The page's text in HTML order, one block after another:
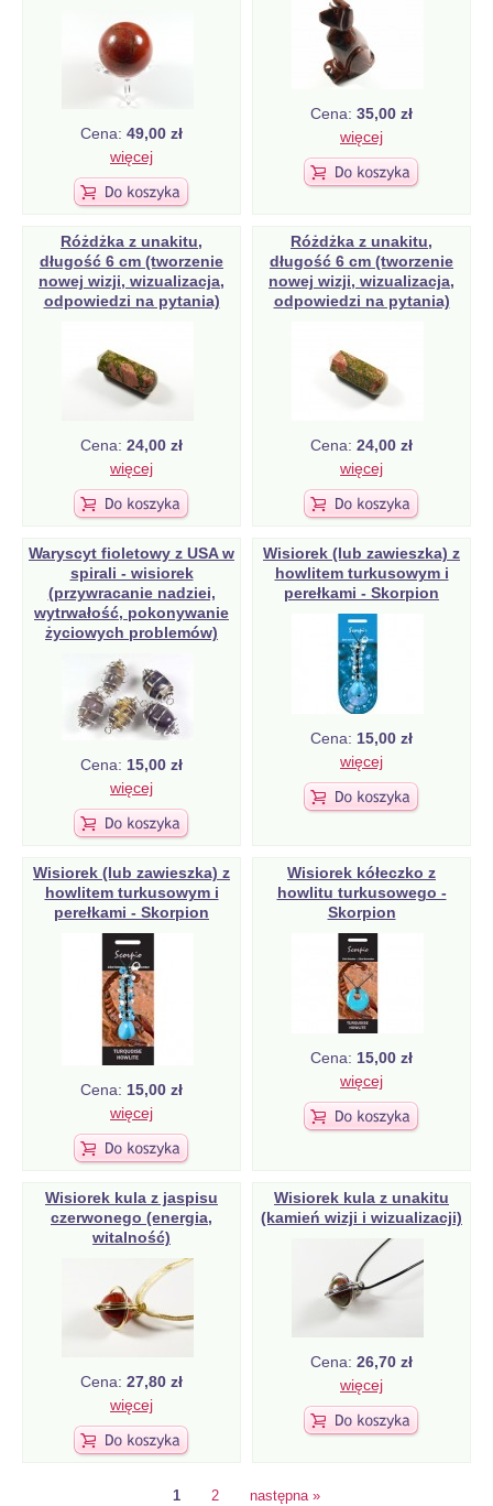
Cena: 49,00 zł
więcej
Cena: 35,00 zł
więcej
Różdżka z unakitu,
długość 6 cm (tworzenie
nowej wizji, wizualizacja,
odpowiedzi na pytania)
Cena: 24,00 zł
więcej
Różdżka z unakitu,
długość 6 cm (tworzenie
nowej wizji, wizualizacja,
odpowiedzi na pytania)
Cena: 24,00 zł
więcej
Waryscyt fioletowy z USA w
spirali - wisiorek
(przywracanie nadziei,
wytrwałość, pokonywanie
życiowych problemów)
Cena: 15,00 zł
więcej
Wisiorek (lub zawieszka) z
howlitem turkusowym i
perełkami - Skorpion
Cena: 15,00 zł
więcej
Wisiorek (lub zawieszka) z
howlitem turkusowym i
perełkami - Skorpion
Cena: 15,00 zł
więcej
Wisiorek kółeczko z
howlitu turkusowego -
Skorpion
Cena: 15,00 zł
więcej
Wisiorek kula z jaspisu
czerwonego (energia,
witalność)
Cena: 27,80 zł
więcej
Wisiorek kula z unakitu
(kamień wizji i wizualizacji)
Cena: 26,70 zł
więcej
1 2 następna »